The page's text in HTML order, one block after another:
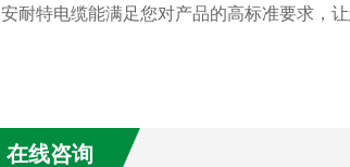
安耐特电缆能满足您对产品的高标准要求，
在线咨询